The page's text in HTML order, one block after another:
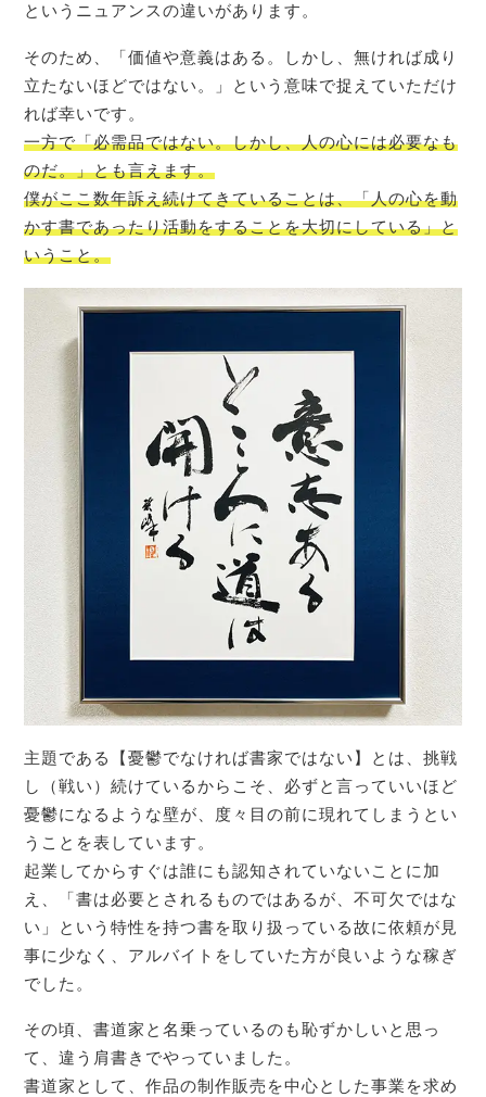
というニュアンスの違いがあります。
そのため、「価値や意義はある。しかし、無ければ成り
立たないほどではない。」という意味で捉えていただけ
れば幸いです。
一方で「必需品ではない。しかし、人の心には必要なも
のだ。」とも言えます。
僕がここ数年訴え続けてきていることは、「人の心を動
かす書であったり活動をすることを大切にしている」と
いうこと。
主題である【憂鬱でなければ書家ではない】とは、挑戦
し（戦い）続けているからこそ、必ずと言っていいほど
憂鬱になるような壁が、度々目の前に現れてしまうとい
うことを表しています。
起業してからすぐは誰にも認知されていないことに加
え、「書は必要とされるものではあるが、不可欠ではな
い」という特性を持つ書を取り扱っている故に依頼が見
事に少なく、アルバイトをしていた方が良いような稼ぎ
でした。
その頃、書道家と名乗っているのも恥ずかしいと思っ
て、違う肩書きでやっていました。
書道家として、作品の制作販売を中心とした事業を求め